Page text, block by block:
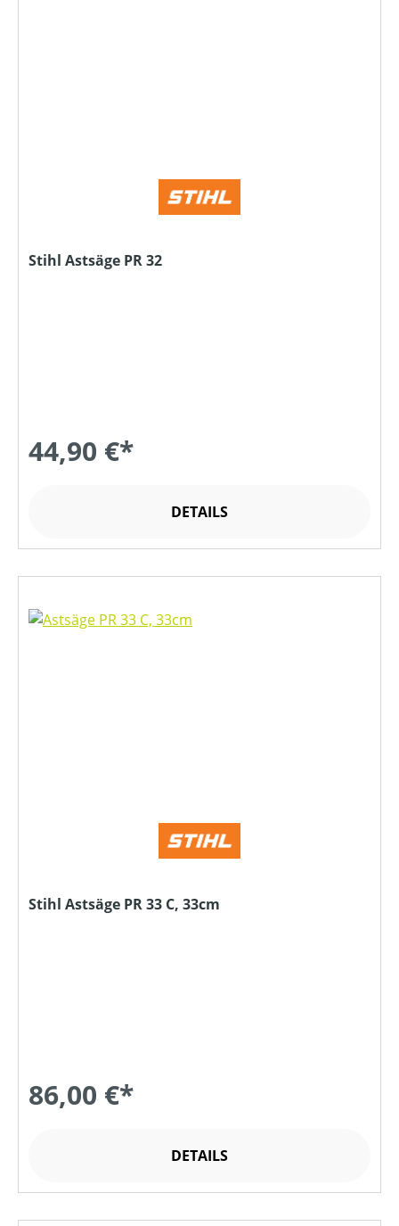
Stihl Astsäge PR 32
44,90 €*
DETAILS
Stihl Astsäge PR 33 C, 33cm
86,00 €*
DETAILS